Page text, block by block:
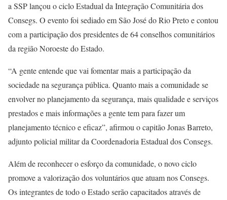
a SSP lançou o ciclo Estadual da Integração Comunitária dos
Consegs. O evento foi sediado em São José do Rio Preto e contou
com a participação dos presidentes de 64 conselhos comunitários
da região Noroeste do Estado.
“A gente entende que vai fomentar mais a participação da
sociedade na segurança pública. Quanto mais a comunidade se
envolver no planejamento da segurança, mais qualidade e serviços
prestados e mais informações a gente tem para fazer um
planejamento técnico e eficaz”, afirmou o capitão Jonas Barreto,
adjunto policial militar da Coordenadoria Estadual dos Consegs.
Além de reconhecer o esforço da comunidade, o novo ciclo
promove a valorização dos voluntários que atuam nos Consegs.
Os integrantes de todo o Estado serão capacitados através de